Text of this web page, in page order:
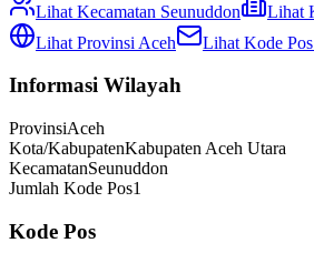
Lihat Kecamatan Seunuddon Lihat
Lihat Provinsi Aceh Lihat Kode Pos
Informasi Wilayah
ProvinsiAceh
Kota/KabupatenKabupaten Aceh Utara
KecamatanSeunuddon
Jumlah Kode Pos1
Kode Pos